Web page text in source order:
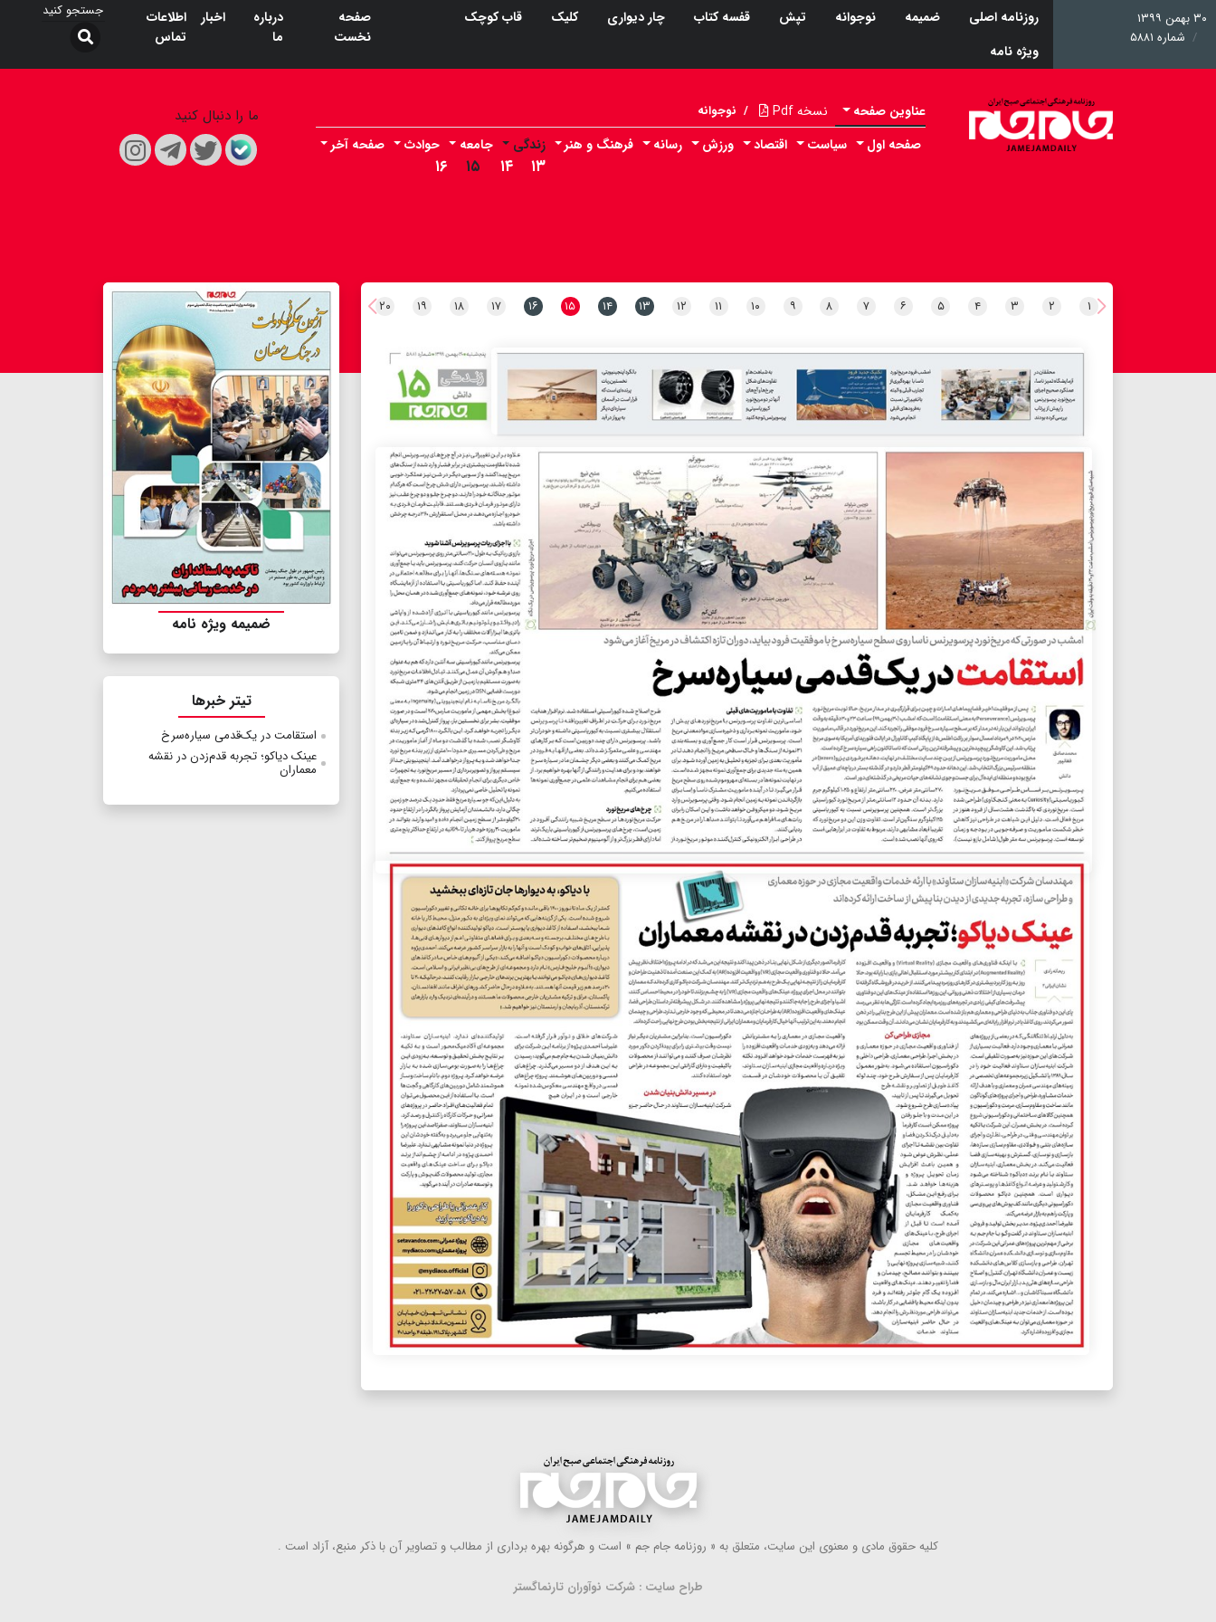
۳۰ بهمن ۱۳۹۹
شماره ۵۸۸۱
روزنامه اصلی ضمیمه نوجوانه تپش قفسه کتاب چار دیواری کلیک
قاب کوچک
ویژه نامه
صفحه
نخست
درباره
ما
اخبار
اطلاعات
تماس
عناوین صفحه نسخه Pdf / نوجوانه
صفحه اول سیاست اقتصاد ورزش رسانه فرهنگ و هنر زندگی
۱۳ ۱۴ ۱۵ ۱۶
جامعه حوادث صفحه آخر
ما را دنبال کنید
۱ ۲ ۳ ۴ ۵ ۶ ۷ ۸ ۹ ۱۰ ۱۱ ۱۲ ۱۳ ۱۴ ۱۵ ۱۶ ۱۷ ۱۸ ۱۹ ۲۰
ضمیمه ویژه نامه
تیتر خبرها
استقامت در یک‌قدمی سیاره‌سرخ
عینک دیاکو؛ تجربه قدم‌زدن در نقشه
معماران
كلیه حقوق مادی و معنوی این سایت، متعلق به « روزنامه جام جم » است و هرگونه بهره ‌برداری از مطالب و تصاویر آن با ذكر منبع، آزاد است .
طراح سایت : شرکت نوآوران تارنماگستر